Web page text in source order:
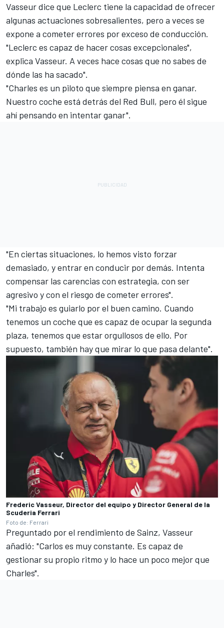
Vasseur dice que Leclerc tiene la capacidad de ofrecer
algunas actuaciones sobresalientes, pero a veces se
expone a cometer errores por exceso de conducción.
"Leclerc es capaz de hacer cosas excepcionales",
explica Vasseur. A veces hace cosas que no sabes de
dónde las ha sacado".
"Charles es un piloto que siempre piensa en ganar.
Nuestro coche está detrás del Red Bull, pero él sigue
ahí pensando en intentar ganar".
"En ciertas situaciones, lo hemos visto forzar
demasiado, y entrar en conducir por demás. Intenta
compensar las carencias con estrategia, con ser
agresivo y con el riesgo de cometer errores".
"Mi trabajo es guiarlo por el buen camino. Cuando
tenemos un coche que es capaz de ocupar la segunda
plaza, tenemos que estar orgullosos de ello. Por
supuesto, también hay que mirar lo que pasa delante".
Frederic Vasseur, Director del equipo y Director General de la
Scuderia Ferrari
Foto de: Ferrari
Preguntado por el rendimiento de Sainz, Vasseur
añadió: "Carlos es muy constante. Es capaz de
gestionar su propio ritmo y lo hace un poco mejor que
Charles".